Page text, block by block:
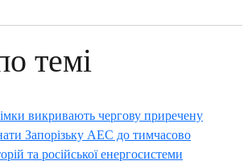
темі